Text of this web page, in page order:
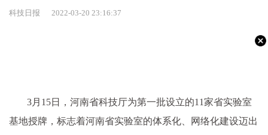
科技日报 2022-03-20 23:16:37
3月15日，河南省科技厅为第一批设立的11家省实验室
基地授牌，标志着河南省实验室的体系化、网络化建设迈出